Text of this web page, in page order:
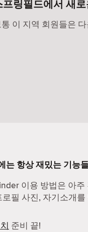
프링필드에서 새
이 지역 회원들은
는 항상 재밌는 기능
이용 방법은 아주
로필 사진, 자기소개
준비 끝!